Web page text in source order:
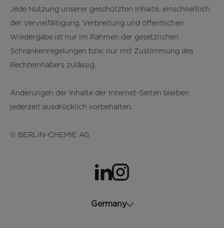
Jede Nutzung unserer geschützten Inhalte, einschließlich
der Vervielfältigung, Verbreitung und öffentlichen
Wiedergabe ist nur im Rahmen der gesetzlichen
Schrankenregelungen bzw. nur mit Zustimmung des
Rechteinhabers zulässig.
Änderungen der Inhalte der Internet-Seiten bleiben
jederzeit ausdrücklich vorbehalten.
© BERLIN-CHEMIE AG
Germany